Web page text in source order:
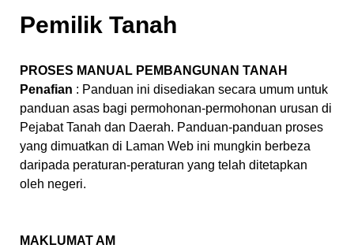
Pemilik Tanah
PROSES MANUAL PEMBANGUNAN TANAH
Penafian : Panduan ini disediakan secara umum untuk
panduan asas bagi permohonan-permohonan urusan di
Pejabat Tanah dan Daerah. Panduan-panduan proses
yang dimuatkan di Laman Web ini mungkin berbeza
daripada peraturan-peraturan yang telah ditetapkan
oleh negeri.
MAKLUMAT AM